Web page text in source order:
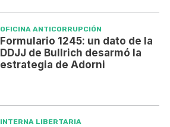
OFICINA ANTICORRUPCIÓN
Formulario 1245: un dato de la
DDJJ de Bullrich desarmó la
estrategia de Adorni
INTERNA LIBERTARIA